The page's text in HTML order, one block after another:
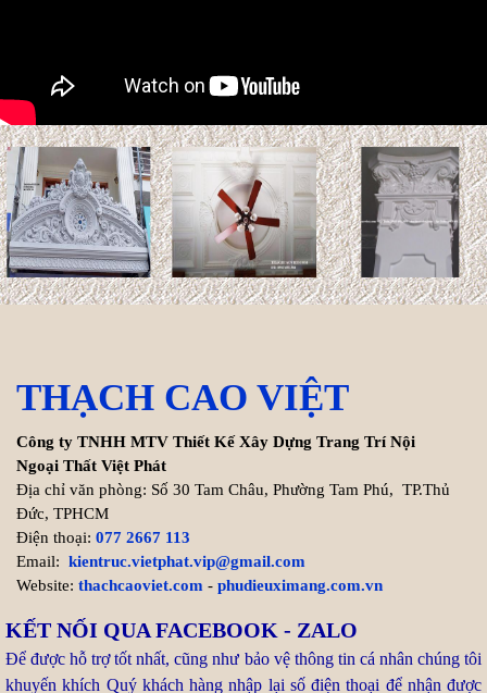
Báo giá
hai vật liệu tự nhiên phổ biến trong thiết kế nội thất và kiến
trúc. ...
Xem thêm >>
Cách tính chi phí xây biệt thự
200m2 chính xác nhất
thiện trọn gói biệt thự
200m2 dao động từ 8.000.000 VNĐ/m² cho đến ...
Xem thêm >>
tuổi 59
Bước sang năm 2027 (Đinh
Mùi), gia chủ tuổi Kỷ Dậu 1969
chạm ngưỡng 59 tuổi (tuổi mụ). Trong dân gian, nhiều người
thường e ngại ...
THẠCH CAO VIỆT
Công ty TNHH MTV Thiết Kế Xây Dựng Trang Trí Nội
Ngoại Thất Việt Phát
Địa chỉ văn phòng: Số 30 Tam Châu, Phường Tam Phú, TP.Thủ
Đức, TPHCM
Điện thoại: 077 2667 113
Email: kientruc.vietphat.vip@gmail.com
Website: thachcaoviet.com - phudieuximang.com.vn
KẾT NỐI QUA FACEBOOK - ZALO
Để được hỗ trợ tốt nhất, cũng như bảo vệ thông tin cá nhân chúng tôi
khuyến khích Quý khách hàng nhập lại số điện thoại để nhận được